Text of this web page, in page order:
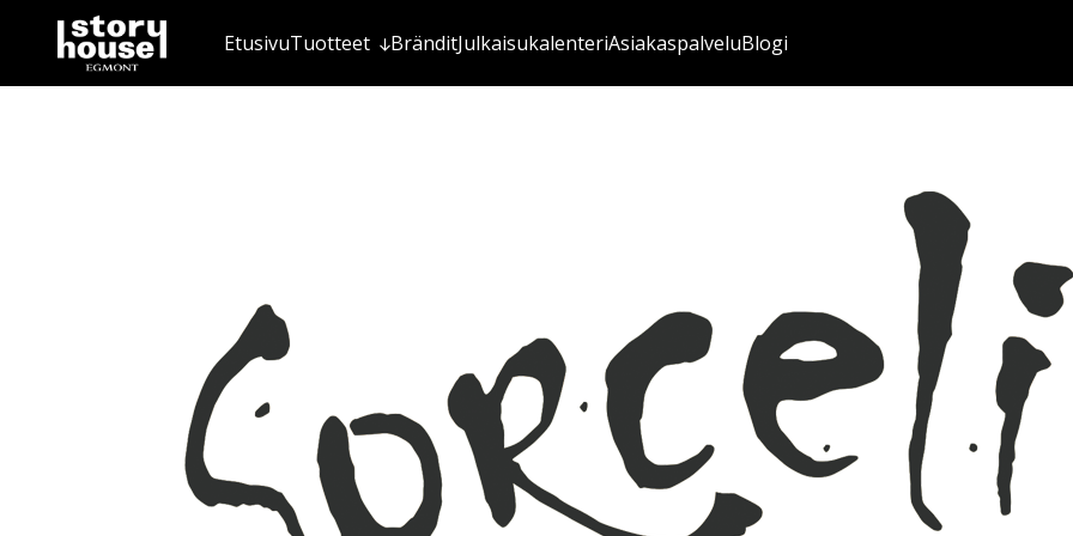
EtusivuTuotteet BränditJulkaisukalenteriAsiakaspalveluBlogi